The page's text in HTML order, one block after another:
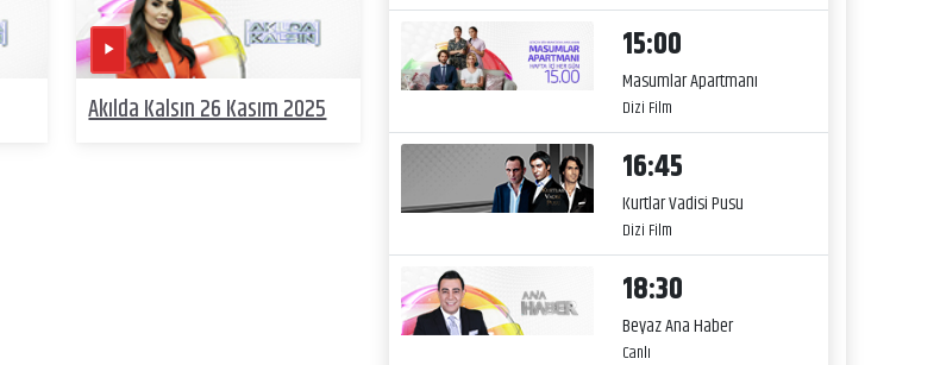
Akılda Kalsın 26 Kasım 2025
15:00
Masumlar Apartmanı
Dizi Film
16:45
Kurtlar Vadisi Pusu
Dizi Film
18:30
Beyaz Ana Haber
Canlı